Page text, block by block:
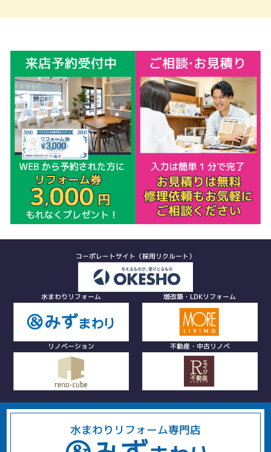
コーポレートサイト（採用リクルート）
水まわりリフォーム 増改築・LDKリフォーム
リノベーション 不動産・中古リノベ
水まわりリフォーム専門店